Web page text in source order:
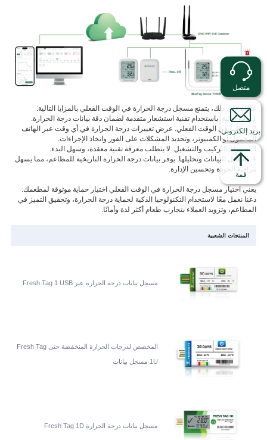
علاوة على ذلك، يتمتع مسجل درجة الحرارة في الوقت الفعلي بالمزايا التالية:
1. دقة عالية. باستخدام تقنية استشعار متقدمة لضمان دقة بيانات درجة الحرارة.
2. مراقبة في الوقت الفعلي. عرض تغييرات درجة الحرارة في أي وقت عبر الهاتف
المحمول أو الكمبيوتر، وتحديد المشكلات على الفور واتخاذ الإجراءات.
3. سهولة التركيب والتشغيل. لا يتطلب معرفة تقنية معقدة، وسهل البدء.
4. تسجيل البيانات وتحليلها. يوفر بيانات درجة الحرارة التاريخية للمطاعم، مما يسهل
مراقبة الجودة وتحسين الإدارة.
يعني اختيار مسجل درجة الحرارة في الوقت الفعلي اختيار حماية موثوقة لمطعمك.
دعنا نعمل معًا لاستخدام التكنولوجيا الذكية لحماية درجة الحرارة، وتحقيق التميز في
المطاعم، وتزويد العملاء بتجارب طعام أكثر لذة وأمانًا.
المنتجات الشعبية
مسجل بيانات درجة الحرارة عبر Fresh Tag 1 USB
المخصص لدرجات الحرارة المنخفضة حتى Fresh Tag
1U مسجل بيانات
مسجل بيانات درجة الحرارة Fresh Tag 1D
متصل
بريد إلكتروني
قمة